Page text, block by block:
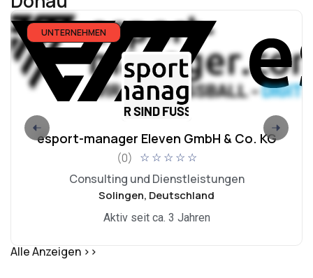
UNTERNEHMEN
esport-manager Eleven GmbH & Co. KG
(0) ☆ ☆ ☆ ☆ ☆
Consulting und Dienstleistungen
Solingen, Deutschland
Aktiv seit ca. 3 Jahren
Alle Anzeigen >>